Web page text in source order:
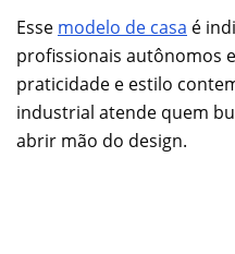
Esse modelo de casa é
profissionais autônomos
praticidade e estilo
industrial atende quem
abrir mão do design.